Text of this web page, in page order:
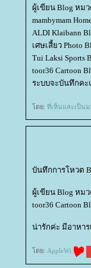
ผู้เขียน Blog หม
mambymam
ALDI Klaibann
เศษเสี้ยว Photo
Tui Laksi Sports
toor36 Cartoon
ระบบจะบันทึกคะ
ดย: ที่เห็นและเป็นม
บันทึกการโหวต
ผู้เขียน Blog หม
toor36 Cartoon
น่ารักค่ะ มีอาหา
ดย: AppleWi